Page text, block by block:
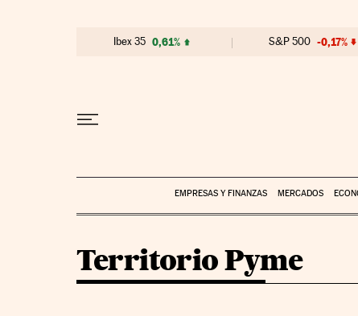
Ibex 35 0,61% S&P 500 -0,17%
EMPRESAS Y FINANZAS MERCADOS
Territorio Pyme